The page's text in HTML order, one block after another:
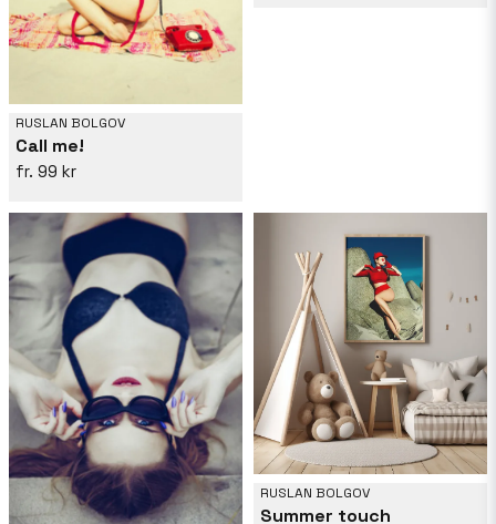
RUSLAN BOLGOV
Call me!
99 kr
RUSLAN BOLGOV
Summer touch